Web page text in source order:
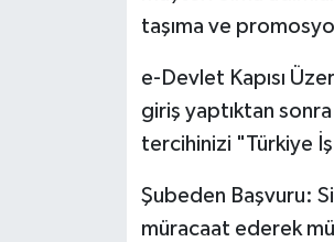
taşıma ve
e-Devlet Kapısı
giriş yaptıktan
tercihinizi "Türkiye
Şubeden Başvuru:
müracaat ederek